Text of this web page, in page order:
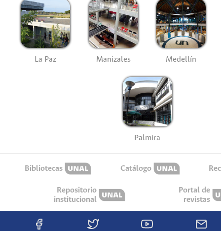
La Paz Manizales Medellín
Palmira
Bibliotecas Catálogo
Repositorio
institucional
Portal de
revistas